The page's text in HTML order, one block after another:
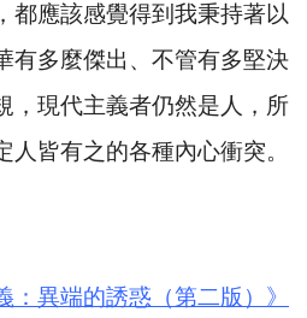
都應該感覺得到我秉持著以
有多麼傑出、不管有多堅決
，現代主義者仍然是人，所
人皆有之的各種內心衝突。
：異端的誘惑（第二版）》